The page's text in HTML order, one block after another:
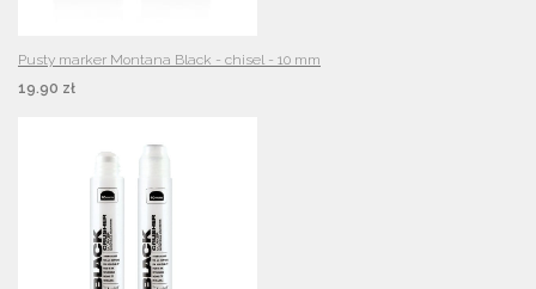
Pusty marker Montana Black - chisel - 10 mm
19.90 zł